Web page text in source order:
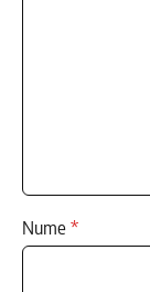
Nume*